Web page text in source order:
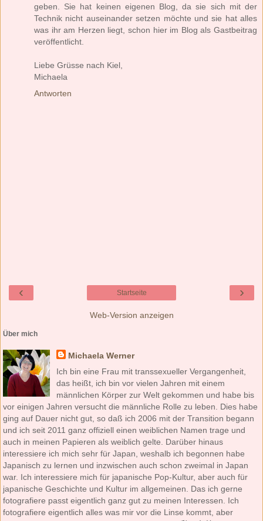
geben. Sie hat keinen eigenen Blog, da sie sich mit der
Technik nicht auseinander setzen möchte und sie hat alles
was ihr am Herzen liegt, schon hier im Blog als Gastbeitrag
veröffentlicht.
Liebe Grüsse nach Kiel,
Michaela
Antworten
‹ ›
Startseite
Web-Version anzeigen
Über mich
Michaela Werner
Ich bin eine Frau mit transsexueller Vergangenheit,
das heißt, ich bin vor vielen Jahren mit einem
männlichen Körper zur Welt gekommen und habe bis
vor einigen Jahren versucht die männliche Rolle zu leben. Dies habe
ging auf Dauer nicht gut, so daß ich 2006 mit der Transition begann
und ich seit 2011 ganz offiziell einen weiblichen Namen trage und
auch in meinen Papieren als weiblich gelte. Darüber hinaus
interessiere ich mich sehr für Japan, weshalb ich begonnen habe
Japanisch zu lernen und inzwischen auch schon zweimal in Japan
war. Ich interessiere mich für japanische Pop-Kultur, aber auch für
japanische Geschichte und Kultur im allgemeinen. Das ich gerne
fotografiere passt eigentlich ganz gut zu meinen Interessen. Ich
fotografiere eigentlich alles was mir vor die Linse kommt, aber